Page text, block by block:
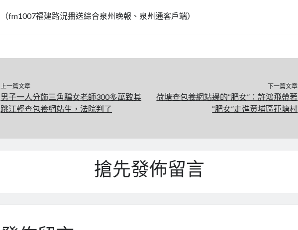
（fm1007福建路況播送綜合泉州晚報、泉州通客戶端）
上一篇文章
男子一人分飾三角騙女老師300多萬致其
跳江輕查包養網站生，法院判了
下一篇文章
荷塘查包養網站邊的“肥女”：許鴻飛帶著
“肥女”走進黃埔區蓮塘村
搶先發佈留言